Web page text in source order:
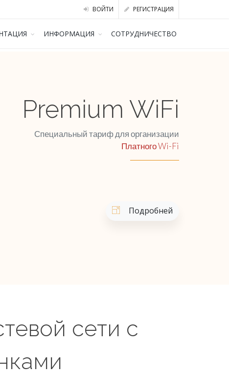
ВОЙТИ РЕГИСТРАЦИЯ
ИНФОРМАЦИЯ СОТРУДНИЧЕСТВО
Premium WiFi
Специальный тариф для организации
Платного Wi-Fi
Подробней
сети с